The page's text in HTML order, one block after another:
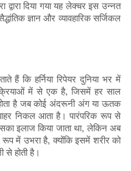
द्वारा दिया गया यह लेक्चर इस उन्नत
ज्ञान और व्यावहारिक सर्जिकल
कि हर्निया रिपेयर दुनिया भर में
में से एक है, जिसमें हर साल
है जब कोई अंदरूनी अंग या ऊतक
निकल आता है। पारंपरिक रूप से
इलाज किया जाता था, लेकिन अब
में उभरा है, क्योंकि इसमें शरीर को
से होती है।